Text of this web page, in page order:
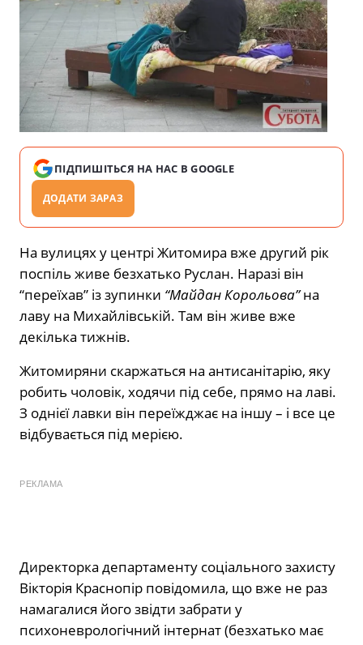
ПІДПИШІТЬСЯ НА НАС В GOOGLE
ДОДАТИ ЗАРАЗ
На вулицях у центрі Житомира вже другий рік
поспіль живе безхатько Руслан. Наразі він
“переїхав” із зупинки “Майдан Корольова”на
лаву на Михайлівській. Там він живе вже
декілька тижнів.
Житомиряни скаржаться на антисанітарію, яку
робить чоловік, ходячи під себе, прямо на лаві.
З однієї лавки він переїжджає на іншу – і все це
відбувається під мерією.
РЕКЛАМА
Директорка департаменту соціального захисту
Вікторія Краснопір повідомила, що вже не раз
намагалися його звідти забрати у
психоневрологічний інтернат (безхатько має